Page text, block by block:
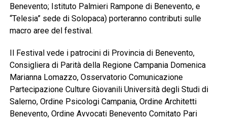
Benevento; Istituto Palmieri Rampone di Benevento, e
“Telesia” sede di Solopaca) porteranno contributi sulle
macro aree del festival.
Il Festival vede i patrocini di Provincia di Benevento,
Consigliera di Parità della Regione Campania Domenica
Marianna Lomazzo, Osservatorio Comunicazione
Partecipazione Culture Giovanili Università degli Studi di
Salerno, Ordine Psicologi Campania, Ordine Architetti
Benevento, Ordine Avvocati Benevento Comitato Pari